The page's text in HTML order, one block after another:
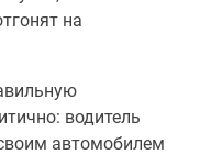
на
водитель
автомобилем